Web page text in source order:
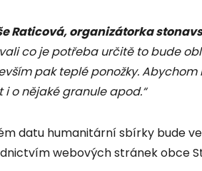
Raticová, organizátorka
co je potřeba určitě to bude
pak teplé ponožky.
i o nějaké granule apod.“
datu humanitární sbírky bude
webových stránek obce